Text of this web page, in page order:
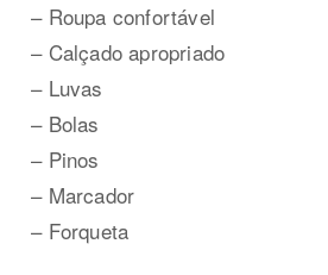
– Roupa confortável
– Calçado apropriado
– Luvas
– Bolas
– Pinos
– Marcador
– Forqueta